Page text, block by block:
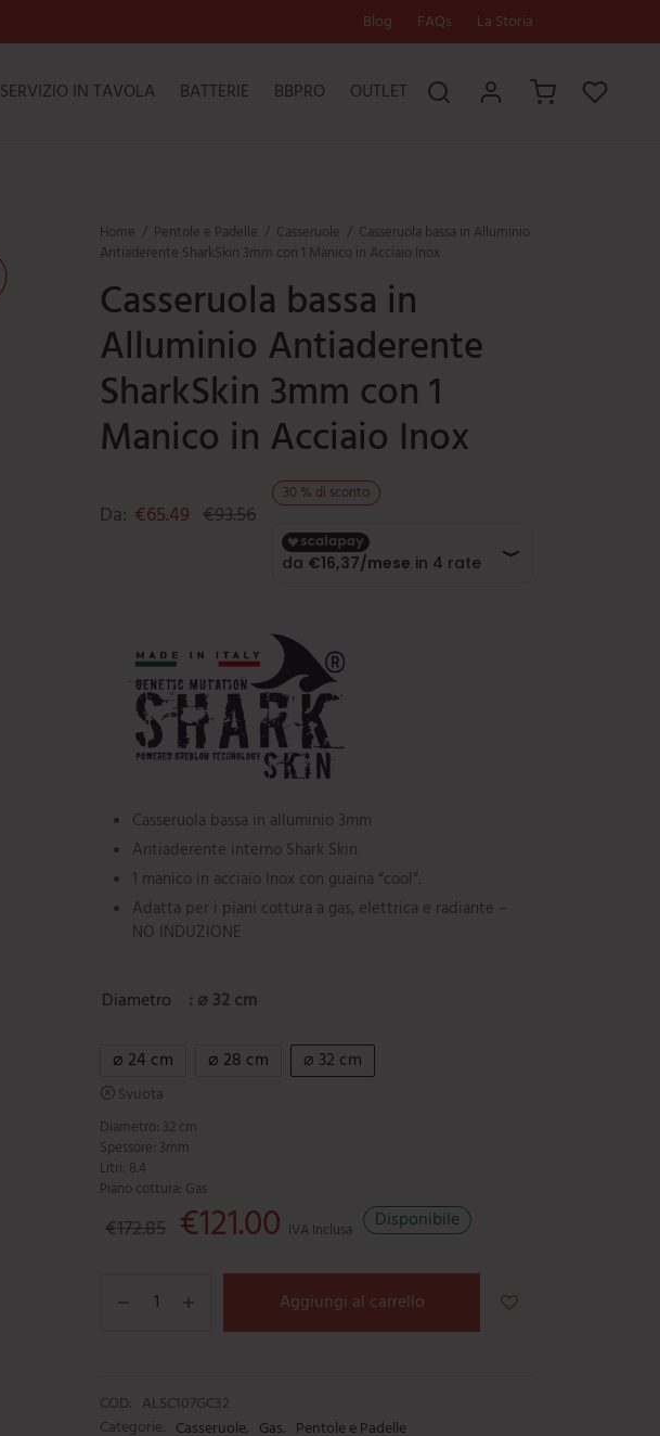
Blog FAQs La Storia
SERVIZIO IN TAVOLA BATTERIE BBPRO OUTLET
Home / Pentole e Padelle / Casseruole / Casseruola bassa in Alluminio
Antiaderente SharkSkin 3mm con 1 Manico in Acciaio Inox
Casseruola bassa in
Alluminio Antiaderente
SharkSkin 3mm con 1
Manico in Acciaio Inox
30 % di sconto
Da: €65.49 €93.56
Casseruola bassa in alluminio 3mm
Antiaderente interno Shark Skin
1 manico in acciaio Inox con guaina “cool”.
Adatta per i piani cottura a gas, elettrica e radiante –
NO INDUZIONE
Diametro : ⌀ 32 cm
⌀ 24 cm ⌀ 28 cm ⌀ 32 cm
Svuota
Diametro: 32 cm
Spessore: 3mm
Litri: 8.4
Piano cottura: Gas
€172.85
Il prezzo originale era: €172.85.
€121.00 Il prezzo attuale è: €121.00.
IVA Inclusa Disponibile
Aggiungi al carrello
COD: ALSC107GC32
Categorie: Casseruole, Gas, Pentole e Padelle